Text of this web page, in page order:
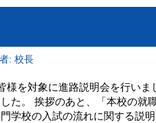
: 校長
を対象に進路説明会を行いま
た。 挨拶のあと、「本校の就
学校の入試の流れに関する説